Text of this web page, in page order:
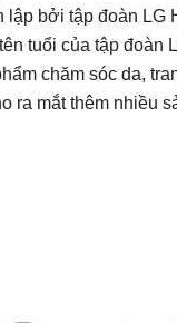
bởi tập đoàn LG
tuổi của tập đoàn
chăm sóc da,
ra mắt thêm nhiều